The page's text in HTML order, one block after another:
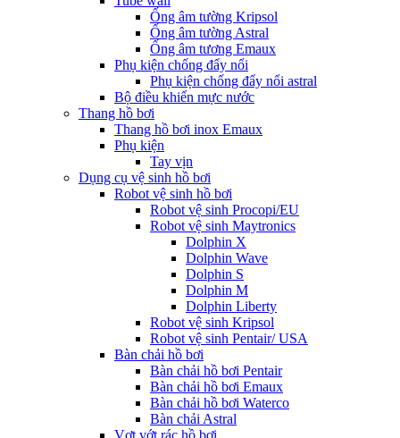
Ống âm tường Kripsol
Ống âm tường Astral
Ống âm tương Emaux
Phụ kiện chống đẩy nổi
Phụ kiện chống đẩy nổi astral
Bộ điều khiển mực nước
Thang hồ bơi
Thang hồ bơi inox Emaux
Phụ kiện
Tay vịn
Dụng cụ vệ sinh hồ bơi
Robot vệ sinh hồ bơi
Robot vệ sinh Procopi/EU
Robot vệ sinh Maytronics
Dolphin X
Dolphin Wave
Dolphin S
Dolphin M
Dolphin Liberty
Robot vệ sinh Kripsol
Robot vệ sinh Pentair/ USA
Bàn chải hồ bơi
Bàn chải hồ bơi Pentair
Bàn chải hồ bơi Emaux
Bàn chải hồ bơi Waterco
Bàn chải Astral
Vợt vớt rác hồ bơi